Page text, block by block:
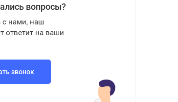
вопросы?
с нами, наш
ответит на ваши
звонок